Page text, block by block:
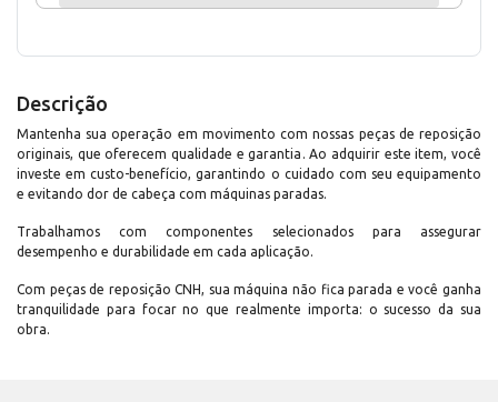
Descrição
Mantenha sua operação em movimento com nossas peças de reposição
originais, que oferecem qualidade e garantia. Ao adquirir este item, você
investe em custo-benefício, garantindo o cuidado com seu equipamento
e evitando dor de cabeça com máquinas paradas.
Trabalhamos com componentes selecionados para assegurar
desempenho e durabilidade em cada aplicação.
Com peças de reposição CNH, sua máquina não fica parada e você ganha
tranquilidade para focar no que realmente importa: o sucesso da sua
obra.